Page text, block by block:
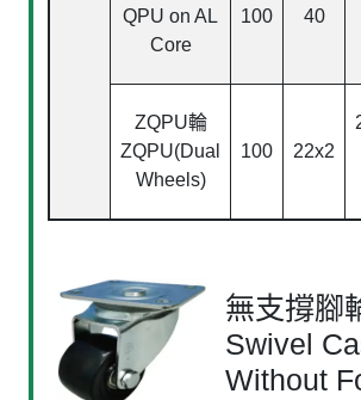
QPU on AL
Core
100 40
ZQPU輪
ZQPU(Dual
Wheels)
100 22x2
無支撐腳
Swivel
Without